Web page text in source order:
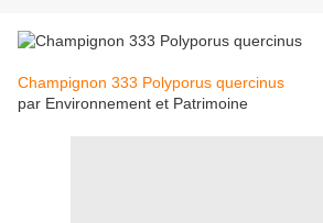
Champignon 333 Polyporus quercinus
par Environnement et Patrimoine